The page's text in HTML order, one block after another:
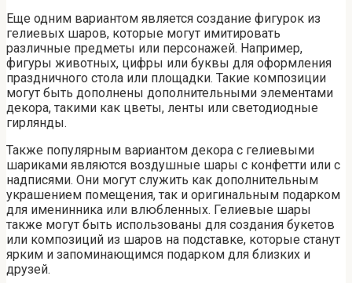
Еще одним вариантом является создание фигурок из
гелиевых шаров, которые могут имитировать
различные предметы или персонажей. Например,
фигуры животных, цифры или буквы для оформления
праздничного стола или площадки. Такие композиции
могут быть дополнены дополнительными элементами
декора, такими как цветы, ленты или светодиодные
гирлянды.
Также популярным вариантом декора с гелиевыми
шариками являются воздушные шары с конфетти или с
надписями. Они могут служить как дополнительным
украшением помещения, так и оригинальным подарком
для именинника или влюбленных. Гелиевые шары
также могут быть использованы для создания букетов
или композиций из шаров на подставке, которые станут
ярким и запоминающимся подарком для близких и
друзей.